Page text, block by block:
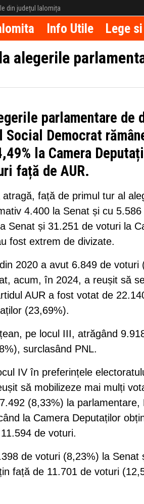
din județul Ialomița
Info Utile Lege
alegerile
parlamentare de
Democrat
la Camera
față de AUR.
față de primul tur al
4.400 la Senat și cu
Senat și 31.251 de voturi la
fost extrem de divizate.
2020 a avut 6.849 de voturi
acum, în 2024, a reușit să
AUR a fost votat de
(23,69%).
pe locul III, atrăgând
surclasând PNL.
IV în preferințele
să mobilizeze mai mulți
(8,33%) la
la Camera Deputaților
de voturi.
de voturi (8,23%) la Senat
față de 11.701 de voturi